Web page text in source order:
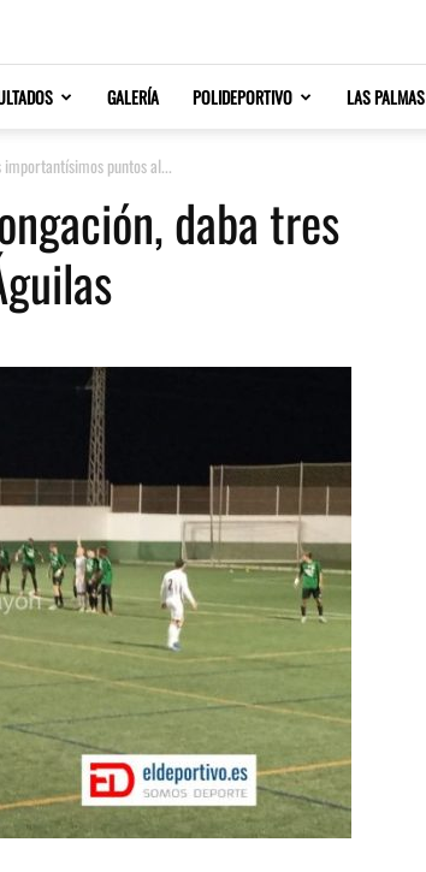
GALERÍA POLIDEPORTIVO LAS PALMAS
puntos al...
daba tres